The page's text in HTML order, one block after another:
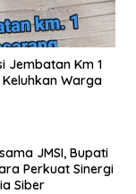
Jembatan Km 1
Warga
JMSI, Bupati
Perkuat Sinergi
Siber